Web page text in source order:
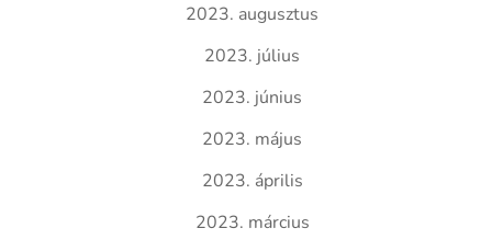
2023. augusztus
2023. július
2023. június
2023. május
2023. április
2023. március